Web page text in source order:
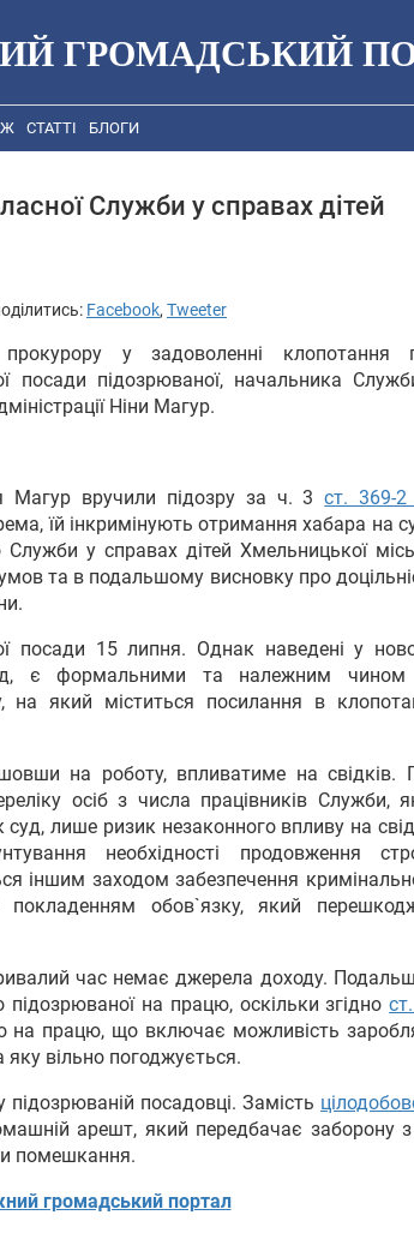
ГРОМАДСЬКИЙ
СТАТТІ БЛОГИ
Служби у справах дітей
Facebook, Tweeter
у задоволенні клопотання
посади підозрюваної, начальника
Ніни Магур.
Магур вручили підозру за ч. 3ст. 369-
їй інкримінують отримання хабара на
у справах дітей Хмельницької
та в подальшому висновку про
посади 15 липня. Однак наведені у
є формальними та належним
на який міститься посилання в
на роботу, впливатиме на свідків.
осіб з числа працівників Служби,
лише ризик незаконного впливу на
необхідності продовження
іншим заходом забезпечення
обов`язку, який
час немає джерела доходу.
на працю, оскільки згідно
на працю, що включає можливість
вільно погоджується.
посадовці. Замість
арешт, який передбачає заборону
помешкання.
громадський портал